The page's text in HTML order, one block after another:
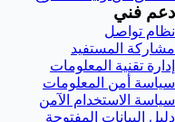
دعم فني
نظام تواصل
مشاركة المستفيد
إدارة تقنية المعلومات
سياسة أمن المعلومات
سياسة الاستخدام الآمن
دليل البيانات المفتوحة